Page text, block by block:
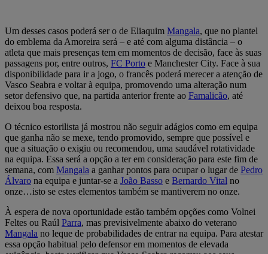
Um desses casos poderá ser o de Eliaquim Mangala, que no plantel
do emblema da Amoreira será – e até com alguma distância – o
atleta que mais presenças tem em momentos de decisão, face às suas
passagens por, entre outros, FC Porto e Manchester City. Face à sua
disponibilidade para ir a jogo, o francês poderá merecer a atenção de
Vasco Seabra e voltar à equipa, promovendo uma alteração num
setor defensivo que, na partida anterior frente ao Famalicão, até
deixou boa resposta.
O técnico estorilista já mostrou não seguir adágios como em equipa
que ganha não se mexe, tendo promovido, sempre que possível e
que a situação o exigiu ou recomendou, uma saudável rotatividade
na equipa. Essa será a opção a ter em consideração para este fim de
semana, com Mangala a ganhar pontos para ocupar o lugar de Pedro
Álvaro na equipa e juntar-se a João Basso e Bernardo Vital no
onze…isto se estes elementos também se mantiverem no onze.
À espera de nova oportunidade estão também opções como Volnei
Feltes ou Raúl Parra, mas previsivelmente abaixo do veterano
Mangala no leque de probabilidades de entrar na equipa. Para atestar
essa opção habitual pelo defensor em momentos de elevada